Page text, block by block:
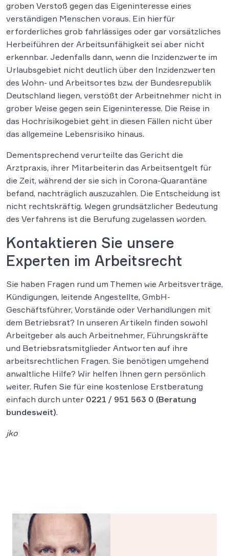
groben Verstoß gegen das Eigeninteresse eines
verständigen Menschen voraus. Ein hierfür
erforderliches grob fahrlässiges oder gar vorsätzliches
Herbeiführen der Arbeitsunfähigkeit sei aber nicht
erkennbar. Jedenfalls dann, wenn die Inzidenzwerte im
Urlaubsgebiet nicht deutlich über den Inzidenzwerten
des Wohn- und Arbeitsortes bzw. der Bundesrepublik
Deutschland liegen, verstößt der Arbeitnehmer nicht in
grober Weise gegen sein Eigeninteresse. Die Reise in
das Hochrisikogebiet geht in diesen Fällen nicht über
das allgemeine Lebensrisiko hinaus.
Dementsprechend verurteilte das Gericht die
Arztpraxis, ihrer Mitarbeiterin das Arbeitsentgelt für
die Zeit, während der sie sich in Corona-Quarantäne
befand, nachträglich auszuzahlen. Die Entscheidung ist
nicht rechtskräftig. Wegen grundsätzlicher Bedeutung
des Verfahrens ist die Berufung zugelassen worden.
Kontaktieren Sie unsere
Experten im Arbeitsrecht
Sie haben Fragen rund um Themen wie Arbeitsverträge,
Kündigungen, leitende Angestellte, GmbH-
Geschäftsführer, Vorstände oder Verhandlungen mit
dem Betriebsrat? In unseren Artikeln finden sowohl
Arbeitgeber als auch Arbeitnehmer, Führungskräfte
und Betriebsratsmitglieder Antworten auf ihre
arbeitsrechtlichen Fragen. Sie benötigen umgehend
anwaltliche Hilfe? Wir helfen Ihnen gern persönlich
weiter. Rufen Sie für eine kostenlose Erstberatung
einfach durch unter 0221 / 951 563 0 (Beratung
bundesweit).
jko